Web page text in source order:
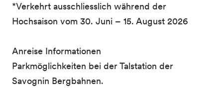
*Verkehrt ausschliesslich während der
Hochsaison vom 30. Juni – 15. August 2026
Anreise Informationen
Parkmöglichkeiten bei der Talstation der
Savognin Bergbahnen.